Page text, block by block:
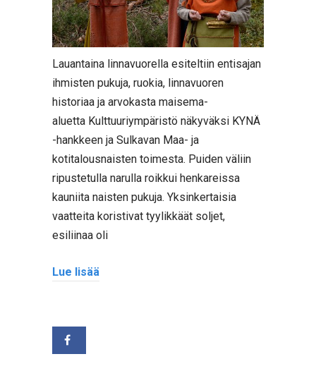
Lauantaina linnavuorella esiteltiin entisajan
ihmisten pukuja, ruokia, linnavuoren
historiaa ja arvokasta maisema-
aluetta Kulttuuriympäristö näkyväksi KYNÄ
-hankkeen ja Sulkavan Maa- ja
kotitalousnaisten toimesta. Puiden väliin
ripustetulla narulla roikkui henkareissa
kauniita naisten pukuja. Yksinkertaisia
vaatteita koristivat tyylikkäät soljet,
esiliinaa oli
Lue lisää